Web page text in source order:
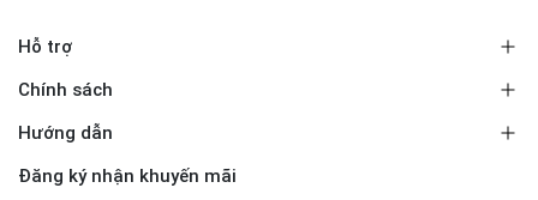
Hỗ trợ
Chính sách
Hướng dẫn
Đăng ký nhận khuyến mãi